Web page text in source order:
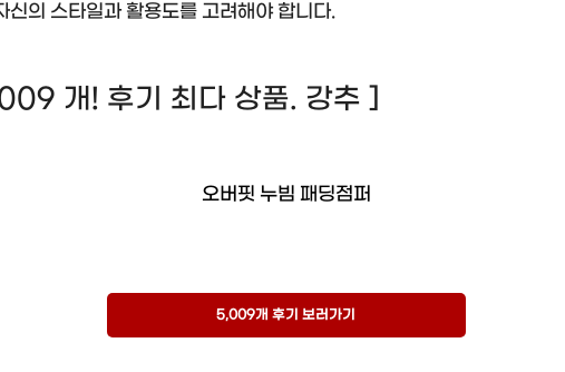
신의 스타일과 활용도를 고려해야 합니다.
개! 후기 최다 상품. 강추 ]
오버핏 누빔 패딩점퍼
5,009개 후기 보러가기